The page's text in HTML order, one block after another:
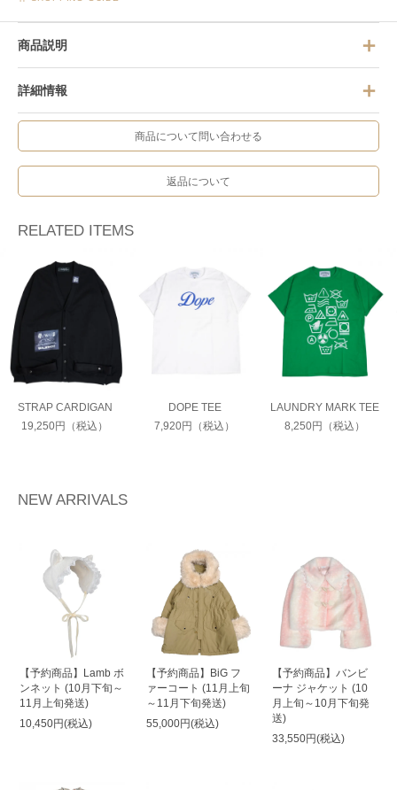
商品説明
詳細情報
商品について問い合わせる
返品について
RELATED ITEMS
STRAP CARDIGAN
19,250円（税込）
DOPE TEE
7,920円（税込）
LAUNDRY MARK TEE
8,250円（税込）
NEW ARRIVALS
【予約商品】Lamb ボ
ンネット (10月下旬～
11月上旬発送)
10,450円(税込)
【予約商品】BiG フ
ァーコート (11月上旬
～11月下旬発送)
55,000円(税込)
【予約商品】バンビ
ーナ ジャケット (10
月上旬～10月下旬発
送)
33,550円(税込)